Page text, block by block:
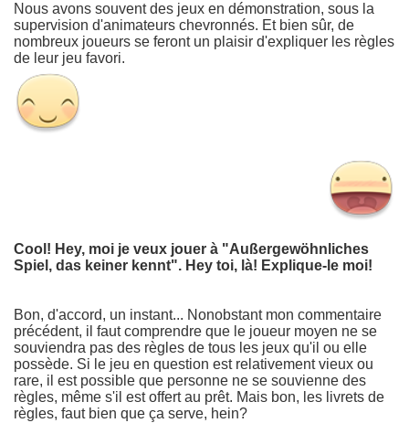
Nous avons souvent des jeux en démonstration, sous la
supervision d'animateurs chevronnés. Et bien sûr, de
nombreux joueurs se feront un plaisir d'expliquer les règles
de leur jeu favori.
Cool! Hey, moi je veux jouer à "Außergewöhnliches
Spiel, das keiner kennt". Hey toi, là! Explique-le moi!
Bon, d'accord, un instant... Nonobstant mon commentaire
précédent, il faut comprendre que le joueur moyen ne se
souviendra pas des règles de tous les jeux qu'il ou elle
possède. Si le jeu en question est relativement vieux ou
rare, il est possible que personne ne se souvienne des
règles, même s'il est offert au prêt. Mais bon, les livrets de
règles, faut bien que ça serve, hein?